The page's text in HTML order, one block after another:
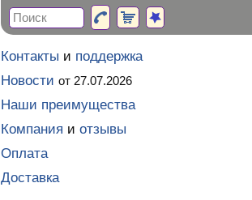
Контакты и поддержка
Новости от 27.07.2026
Наши преимущества
Компания и отзывы
Оплата
Доставка